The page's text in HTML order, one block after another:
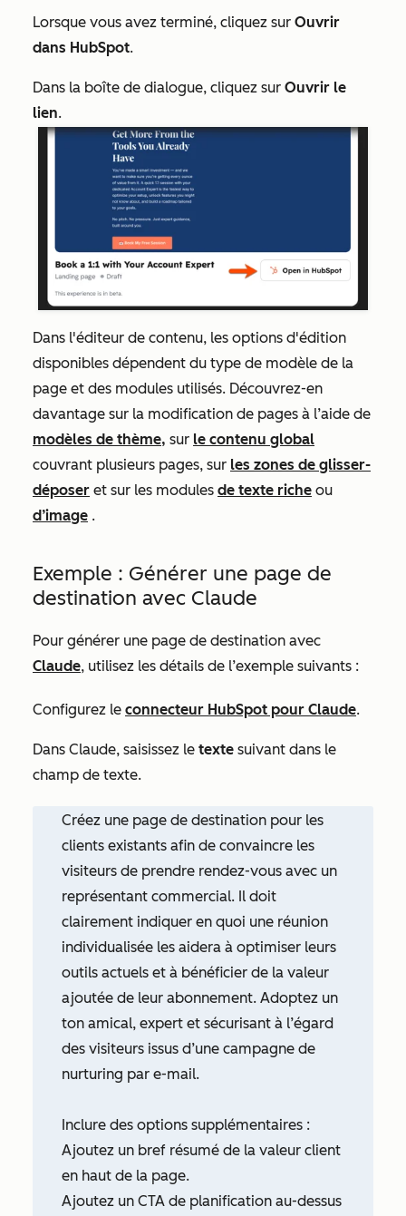
Lorsque vous avez terminé, cliquez sur Ouvrir
dans HubSpot.
Dans la boîte de dialogue, cliquez sur Ouvrir le
lien.
Dans l'éditeur de contenu, les options d'édition
disponibles dépendent du type de modèle de la
page et des modules utilisés. Découvrez-en
davantage sur la modification de pages à l’aide de
modèles de thème, sur le contenu global
couvrant plusieurs pages, sur les zones de glisser-
déposer et sur les modules de texte riche ou
d’image .
Exemple : Générer une page de
destination avec Claude
Pour générer une page de destination avec
Claude, utilisez les détails de l’exemple suivants :
Configurez le connecteur HubSpot pour Claude.
Dans Claude, saisissez le texte suivant dans le
champ de texte.
Créez une page de destination pour les
clients existants afin de convaincre les
visiteurs de prendre rendez-vous avec un
représentant commercial. Il doit
clairement indiquer en quoi une réunion
individualisée les aidera à optimiser leurs
outils actuels et à bénéficier de la valeur
ajoutée de leur abonnement. Adoptez un
ton amical, expert et sécurisant à l’égard
des visiteurs issus d’une campagne de
nurturing par e-mail.
Inclure des options supplémentaires :
Ajoutez un bref résumé de la valeur client
en haut de la page.
Ajoutez un CTA de planification au-dessus